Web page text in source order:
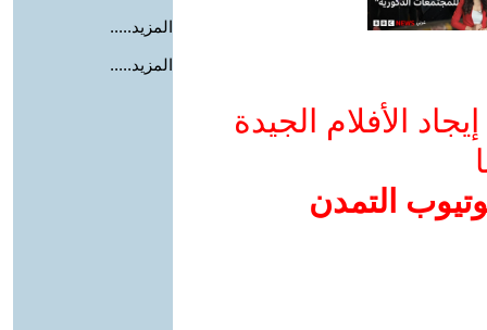
الأفلام الجيدة
التمدن
المزيد.....
المزيد.....